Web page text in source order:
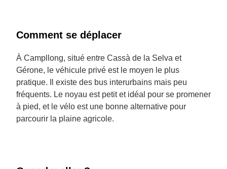
Comment se déplacer
À Campllong, situé entre Cassà de la Selva et
Gérone, le véhicule privé est le moyen le plus
pratique. Il existe des bus interurbains mais peu
fréquents. Le noyau est petit et idéal pour se promener
à pied, et le vélo est une bonne alternative pour
parcourir la plaine agricole.